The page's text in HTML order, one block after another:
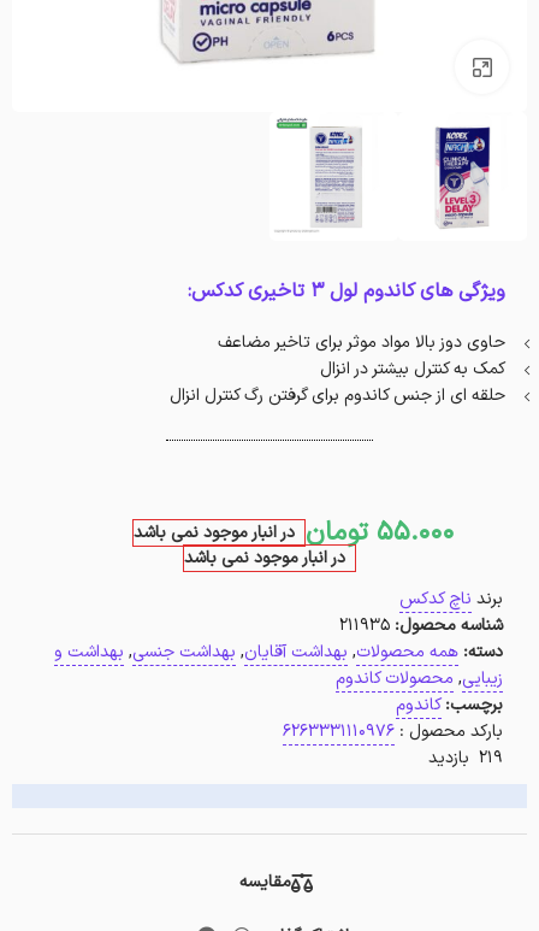
ویژگی های کاندوم لول 3 تاخیری کدکس:
حاوی دوز بالا مواد موثر برای تاخیر مضاعف
کمک به کنترل بیشتر در انزال
حلقه ای از جنس کاندوم برای گرفتن رگ کنترل انزال
55.000 تومان در انبار موجود نمی باشد
در انبار موجود نمی باشد
برند ناچ کدکس
شناسه محصول: 211935
دسته: همه محصولات, بهداشت آقایان, بهداشت جنسی, بهداشت و
زیبایی, محصولات کاندوم
برچسب:کاندوم
بارکد محصول : 6263331110976
219 بازدید
مقایسه